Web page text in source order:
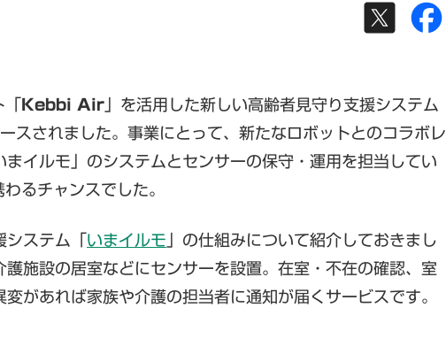
Kebbi Air 」を活用した新しい高齢者見守り支援システム
ースされました。事業にとって、新たなロボットとのコラボレ
イルモ」のシステムとセンサーの保守・運用を担当してい
るチャンスでした。
ステム「 いまイルモ 」の仕組みについて紹介しておきまし
施設の居室などにセンサーを設置。在室・不在の確認、室
があれば家族や介護の担当者に通知が届くサービスです。